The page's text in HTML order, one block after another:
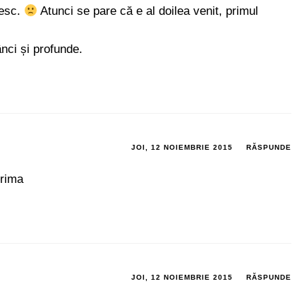
Atunci se pare că e al doilea venit, primul
și profunde.
JOI, 12 NOIEMBRIE 2015 RĂSPUNDE
JOI, 12 NOIEMBRIE 2015 RĂSPUNDE